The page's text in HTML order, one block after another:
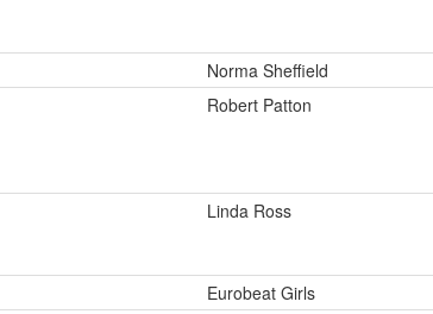
Norma Sheffield
Robert Patton
Linda Ross
Eurobeat Girls